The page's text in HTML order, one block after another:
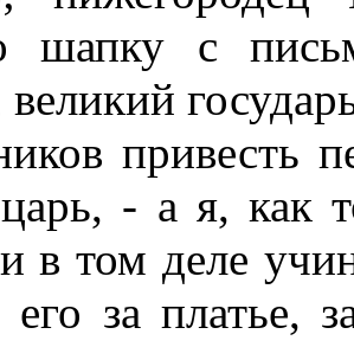
шапку с
привесть
- а я, как
в том деле
его за платье,